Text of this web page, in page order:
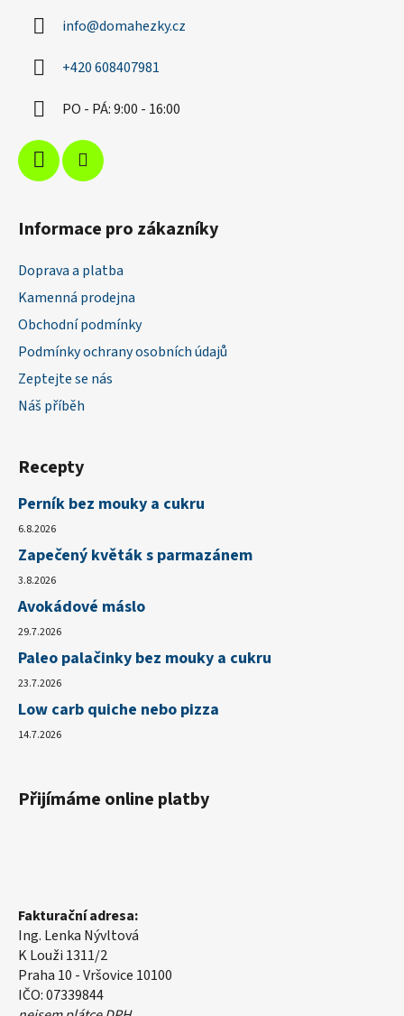
info@domahezky.cz
+420 608407981
PO - PÁ: 9:00 - 16:00
Informace pro zákazníky
Doprava a platba
Kamenná prodejna
Obchodní podmínky
Podmínky ochrany osobních údajů
Zeptejte se nás
Náš příběh
Recepty
Perník bez mouky a cukru
6.8.2026
Zapečený květák s parmazánem
3.8.2026
Avokádové máslo
29.7.2026
Paleo palačinky bez mouky a cukru
23.7.2026
Low carb quiche nebo pizza
14.7.2026
Přijímáme online platby
Fakturační adresa:
Ing. Lenka Nývltová
K Louži 1311/2
Praha 10 - Vršovice 10100
IČO: 07339844